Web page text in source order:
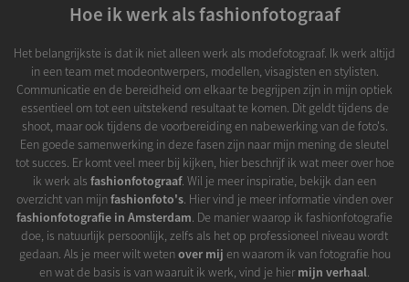
Hoe ik werk als fashionfotograaf
Het belangrijkste is dat ik niet alleen werk als modefotograaf. Ik werk altijd
in een team met modeontwerpers, modellen, visagisten en stylisten.
Communicatie en de bereidheid om elkaar te begrijpen zijn in mijn optiek
essentieel om tot een uitstekend resultaat te komen. Dit geldt tijdens de
shoot, maar ook tijdens de voorbereiding en nabewerking van de foto's.
Een goede samenwerking in deze fasen zijn naar mijn mening de sleutel
tot succes. Er komt veel meer bij kijken, hier beschrijf ik wat meer over hoe
ik werk als fashionfotograaf. Wil je meer inspiratie, bekijk dan een
overzicht van mijnfashionfoto's. Hier vind je meer informatie vinden over
fashionfotografie in Amsterdam. De manier waarop ik fashionfotografie
doe, is natuurlijk persoonlijk, zelfs als het op professioneel niveau wordt
gedaan. Als je meer wilt wetenover mij en waarom ik van fotografie hou
en wat de basis is van waaruit ik werk, vind je hiermijn verhaal.